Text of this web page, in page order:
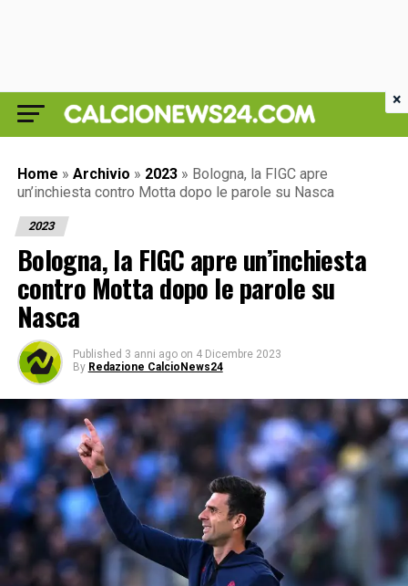
Home » Archivio » 2023 » Bologna, la FIGC apre
un’inchiesta contro Motta dopo le parole su Nasca
2023
Bologna, la FIGC apre un’inchiesta
contro Motta dopo le parole su
Nasca
Published 3 anni ago on 4 Dicembre 2023
By Redazione CalcioNews24
×